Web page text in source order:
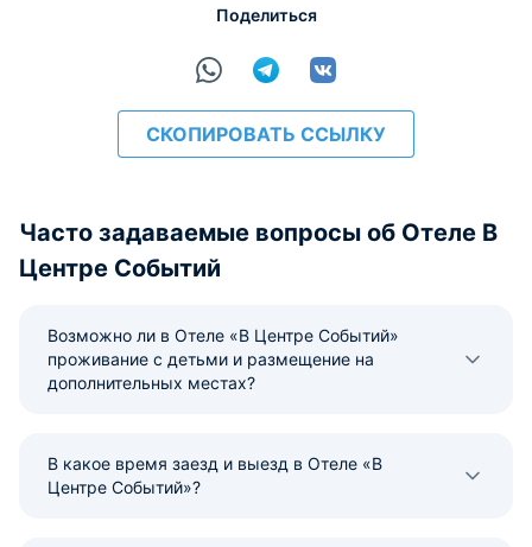
Поделиться
СКОПИРОВАТЬ ССЫЛКУ
Часто задаваемые вопросы об Отеле В
Центре Событий
Возможно ли в Отеле «В Центре Событий»
проживание с детьми и размещение на
дополнительных местах?
В какое время заезд и выезд в Отеле «В
Центре Событий»?